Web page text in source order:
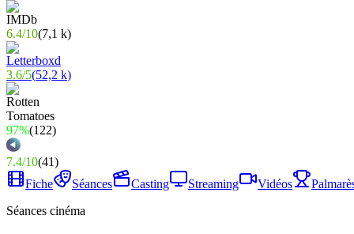
6.4/10(7,1 k)
3.6/5(52,2 k)
97%(122)
7.4/10(41)
Fiche
Séances Casting Streaming Vidéos
Séances cinéma